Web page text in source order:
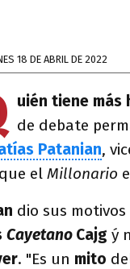
18 DE ABRIL DE 2022
uién tiene más
de debate
Patanian,
el Millonario
dio sus
Cayetano Cajg ý
. "Es un mito